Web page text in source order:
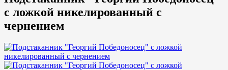
с ложкой никелированный с
чернением